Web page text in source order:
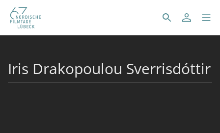
Iris Drakopoulou Sverrisdóttir